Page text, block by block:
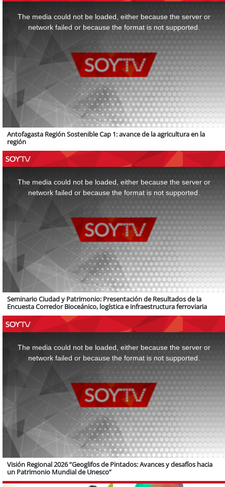
The media could not be loaded, either because the server or
network failed or because the format is not supported.
Antofagasta Región Sostenible Cap 1: avance de la agricultura en la
región
The media could not be loaded, either because the server or
network failed or because the format is not supported.
Seminario Ciudad y Patrimonio: Presentación de Resultados de la
Encuesta Corredor Bioceánico, logística e infraestructura ferroviaria
The media could not be loaded, either because the server or
network failed or because the format is not supported.
Visión Regional 2026 “Geoglifos de Pintados: Avances y desafíos hacia
un Patrimonio Mundial de Unesco”